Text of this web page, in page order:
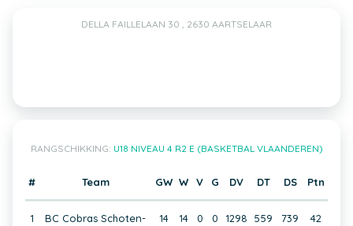
DELLA FAILLELAAN 30 , 2630 AARTSELAAR
RANGSCHIKKING: U18 NIVEAU 4 R2 E (BASKETBAL VLAANDEREN)
# Team GW W V G DV DT DS Ptn
1
BC Cobras Schoten-
14 14 0 0 1298 559 739 42